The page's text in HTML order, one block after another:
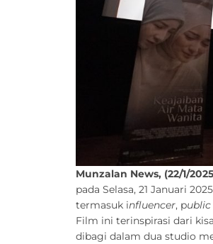
Munzalan News, (22/1/
pada Selasa, 21 Januari
termasuk influencer, p
Film ini terinspirasi dari
dibagi dalam dua studio